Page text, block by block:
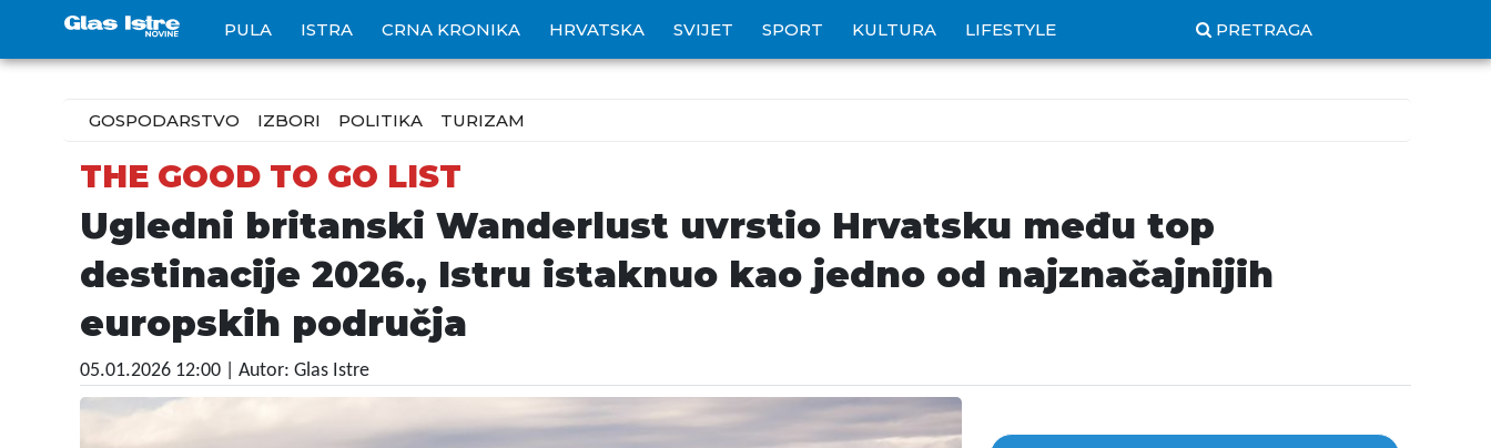
PULA ISTRA CRNA KRONIKA HRVATSKA SVIJET SPORT KULTURA LIFESTYLE PRETRAGA
GOSPODARSTVO IZBORI POLITIKA TURIZAM
THE GOOD TO GO LIST
Ugledni britanski Wanderlust uvrstio Hrvatsku među top
destinacije 2026., Istru istaknuo kao jedno od najznačajnijih
europskih područja
05.01.2026 12:00 | Autor: Glas Istre